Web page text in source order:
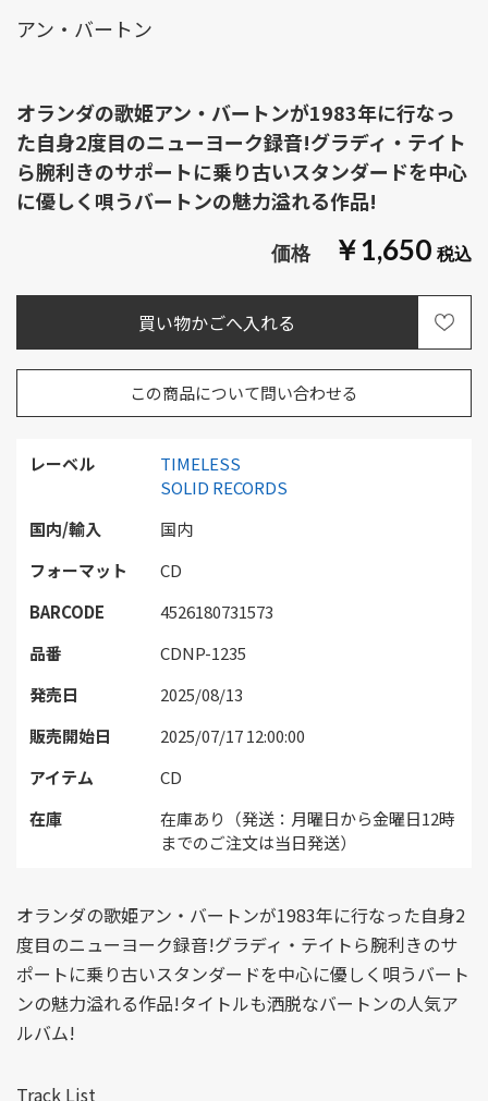
￥1,650
レーベル
TIMELESS
SOLID RECORDS
国内/輸入
国内
フォーマット
CD
BARCODE
4526180731573
品番
CDNP-1235
発売日
2025/08/13
販売開始日
2025/07/17 12:00:00
アイテム
CD
在庫
在庫あり（発送：月曜日から金曜日12時
までのご注文は当日発送）
この商品について問い合わせる
アン・バートン
オランダの歌姫アン・バートンが1983年に行なった自身2
度目のニューヨーク録音!グラディ・テイトら腕利きのサ
ポートに乗り古いスタンダードを中心に優しく唄うバート
ンの魅力溢れる作品!タイトルも洒脱なバートンの人気ア
ルバム!
Track List
オランダの歌姫アン・バートンが1983年に行なっ
た自身2度目のニューヨーク録音!グラディ・テイト
ら腕利きのサポートに乗り古いスタンダードを中心
に優しく唄うバートンの魅力溢れる作品!